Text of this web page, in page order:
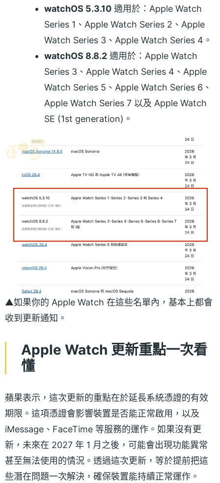
watchOS 5.3.10 適用於：Apple Watch
Series 1、Apple Watch Series 2、Apple
Watch Series 3、Apple Watch Series 4。
watchOS 8.8.2 適用於：Apple Watch
Series 3、Apple Watch Series 4、Apple
Watch Series 5、Apple Watch Series 6、
Apple Watch Series 7 以及 Apple Watch
SE (1st generation)。
▲如果你的 Apple Watch 在這些名單內，基本上都會
收到更新通知。
Apple Watch 更新重點一次看
懂
蘋果表示，這次更新的重點在於延長系統憑證的有效
期限。這項憑證會影響裝置是否能正常啟用，以及
iMessage、FaceTime 等服務的運作。如果沒有更
新，未來在 2027 年 1 月之後，可能會出現功能異常
甚至無法使用的情況。透過這次更新，等於提前把這
些潛在問題一次解決，確保裝置能持續正常運作。